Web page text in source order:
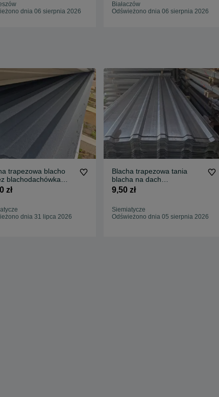
dnia 06 sierpnia 2026
Białaczów
Odświeżono dnia 06 sierpnia 2026
trapezowa blacho
blachodachówka
CAŁA POLSKA
zł
dnia 31 lipca 2026
Blacha trapezowa tania
blacha na dach
PRODUCENT dostawa cały
kraj
9,50 zł
Siemiatycze
Odświeżono dnia 05 sierpnia 2026